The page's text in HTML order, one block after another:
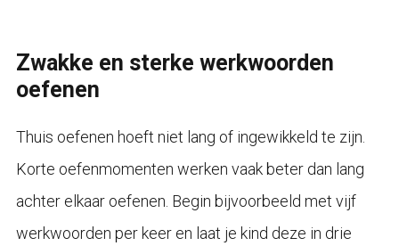
Zwakke en sterke werkwoorden
oefenen
Thuis oefenen hoeft niet lang of ingewikkeld te zijn.
Korte oefenmomenten werken vaak beter dan lang
achter elkaar oefenen. Begin bijvoorbeeld met vijf
werkwoorden per keer en laat je kind deze in drie